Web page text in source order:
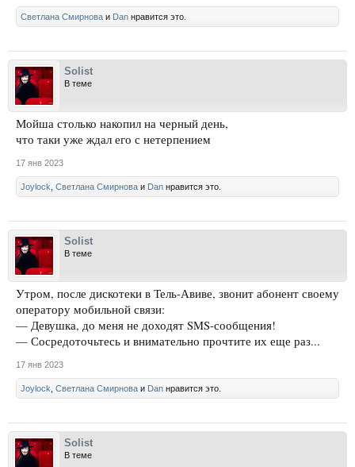
Светлана Смирнова и Dan нравится это.
Solist
В теме
Мойша столько накопил на черный день,
что таки уже ждал его с нетерпением
17 янв 2023
Joylock Светлана Смирнова и Dan нравится это.
Solist
В теме
Утром, после дискотеки в Тель-Авиве, звонит абонент своему
оператору мобильной связи:
— Девушка, до меня не доходят SMS-сообщения!
— Сосредоточьтесь и внимательно прочтите их еще раз...
17 янв 2023
Joylock Светлана Смирнова и Dan нравится это.
Solist
В теме